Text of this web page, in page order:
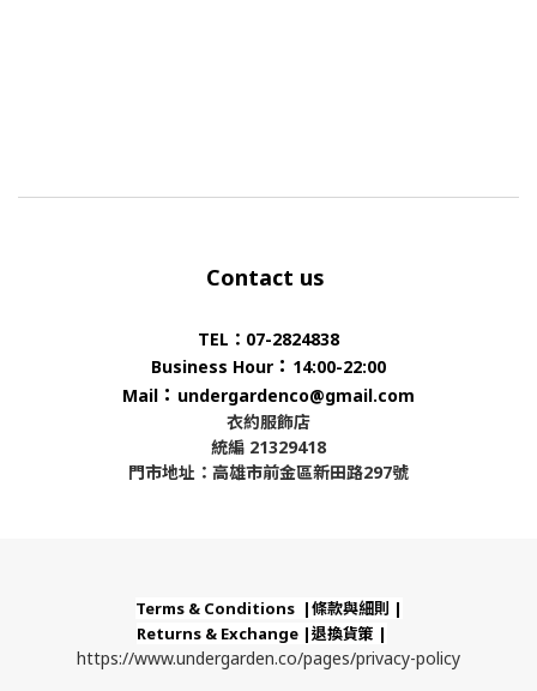
Contact us
TEL：07-2824838
Business Hour ： 14:00-22:00
Mail ： undergardenco@gmail.com
衣約服飾店
統編 21329418
門市地址：高雄市前金區新田路297號
Terms & Conditions |條款與細則 |
Returns & Exchange |退換貨策 |
https://www.undergarden.co/pages/privacy-policy